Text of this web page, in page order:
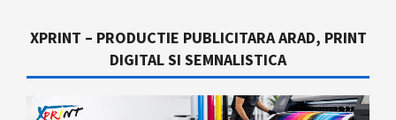
XPRINT – PRODUCTIE PUBLICITARA ARAD, PRINT
DIGITAL SI SEMNALISTICA